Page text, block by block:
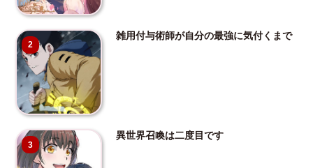
2
雑用付与術師が自分の最強に気付くまで
3
異世界召喚は二度目です